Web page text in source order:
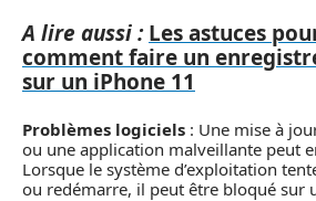
A lire aussi : Les astuces
comment faire un
sur un iPhone 11
Problèmes logiciels : Une mise à
ou une application malveillante peut
Lorsque le système d’exploitation
ou redémarre, il peut être bloqué sur